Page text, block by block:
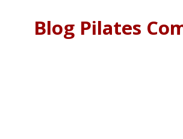
Blog Pilates